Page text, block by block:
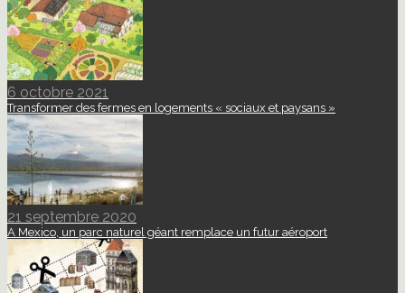
6 octobre 2021
Transformer des fermes en logements « sociaux et paysans »
21 septembre 2020
A Mexico, un parc naturel géant remplace un futur aéroport